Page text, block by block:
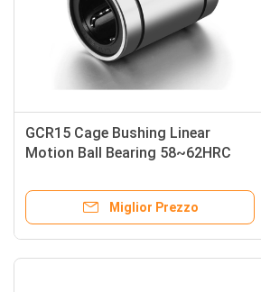
GCR15 Cage Bushing Linear
Motion Ball Bearing 58~62HRC
Miglior Prezzo